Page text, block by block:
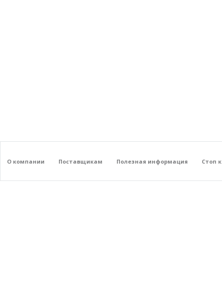
О компании Поставщикам Полезная информация Стоп